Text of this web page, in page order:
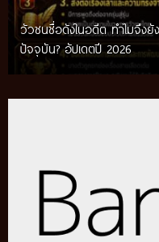
วัวชนชื่อดังในอดีต ทำไมจึง
ปัจจุบัน? อัปเดตปี 2026
กติกาวัวชนสมัยก่อน วิถีกา
ท้องถิ่น อัปเดตปี 2026